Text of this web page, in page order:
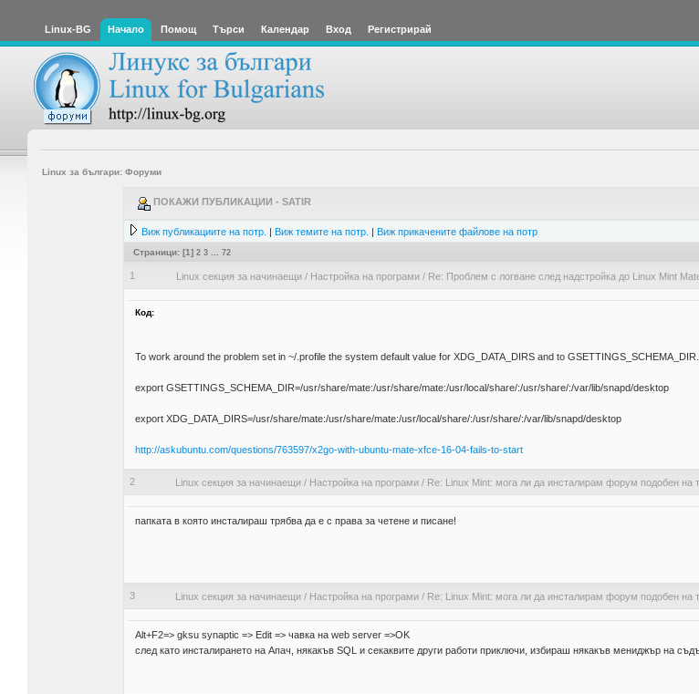
Linux-BG Начало Помощ Търси Календар Вход Регистрирай
Linux за българи: Форуми
ПОКАЖИ ПУБЛИКАЦИИ - SATIR
Виж публикациите на потр. | Виж темите на потр. | Виж прикачените файлове на потр
Страници: [1] 2 3 72
1 Linux секция за начинаещи / Настройка на програми / Re: Проблем с логване след надстройка до Linux Mint
Код:
To work around the problem set in ~/.profile the system default value for XDG_DATA_DIRS and to GSETTINGS_SCHEMA_DIR.
export GSETTINGS_SCHEMA_DIR=/usr/share/mate:/usr/share/mate:/usr/local/share/:/usr/share/:/var/lib/snapd/desktop
export XDG_DATA_DIRS=/usr/share/mate:/usr/share/mate:/usr/local/share/:/usr/share/:/var/lib/snapd/desktop
http://askubuntu.com/questions/763597/x2go-with-ubuntu-mate-xfce-16-04-fails-to-start
2 Linux секция за начинаещи / Настройка на програми / Re: Linux Mint: мога ли да инсталирам форум подобен на
папката в която инсталираш трябва да е с права за четене и писане!
3 Linux секция за начинаещи / Настройка на програми / Re: Linux Mint: мога ли да инсталирам форум подобен на
Alt+F2=> gksu synaptic => Edit => чавка на web server =>OK
след като инсталирането на Апач, някакъв SQL и секаквите други работи приключи, избираш някакъв мениджър на